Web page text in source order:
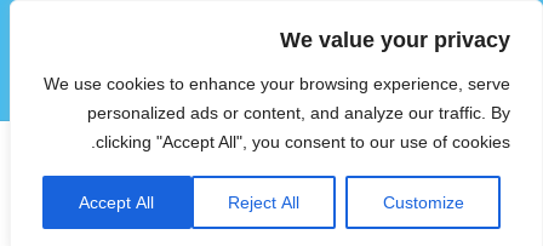
We value your privacy
We use cookies to enhance your browsing experience, serve
personalized ads or content, and analyze our traffic. By
clicking "Accept All", you consent to our use of cookies.
Customize
Reject All
Accept All
הוטצימר
תפריטים
ווידג'טים
חופשה במלון ישרוטל ים-סוף –
אילת 26/12/2017